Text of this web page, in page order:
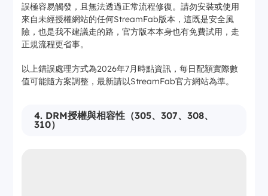
誤極容易觸發，且無法透過正常流程修復。請勿安裝或使用
來自未經授權網站的任何StreamFab版本，這既是安全風
險，也是我不建議走的路，官方版本本身也有免費試用，走
正規流程更省事。
以上錯誤處理方式為2026年7月時點資訊，每日配額實際數
值可能隨方案調整，最新請以StreamFab官方網站為準。
4. DRM授權與相容性（305、307、308、
310）